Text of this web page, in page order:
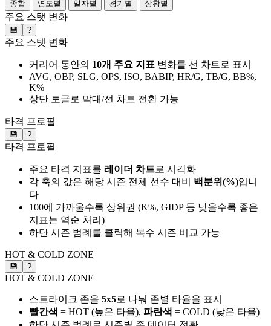
종합
연도별 일자별 경기별 상황별
주요 스탯 변화
💾 ?
주요 스탯 변화
커리어 동안의 10개 주요 지표 변화를 선 차트로 표시
AVG, OBP, SLG, OPS, ISO, BABIP, HR/G, TB/G, BB%,
K%
상단 토글로 막대/선 차트 전환 가능
타격 프로필
💾 ?
타격 프로필
주요 타격 지표를 레이더 차트로 시각화
각 축의 값은 해당 시즌 전체 선수 대비 백분위(%)입니
다
100에 가까울수록 상위권 (K%, GIDP 등 낮을수록 좋은
지표는 역순 처리)
하단 시즌 범례를 클릭해 복수 시즌 비교 가능
HOT & COLD ZONE
💾 ?
HOT & COLD ZONE
스트라이크 존을 5x5로 나눠 존별 타율을 표시
빨간색 = HOT (높은 타율), 파란색 = COLD (낮은 타율)